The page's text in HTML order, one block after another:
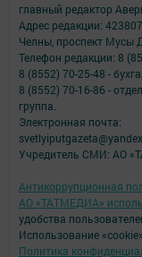
главный редактор
Адрес редакции:
Челны, проспект Мусы
Телефон редакции: 8
8 (8552) 70-25-48 -
8 (8552) 70-16-86 -
группа.
Электронная почта:
Учредитель СМИ: АО
Антикоррупционная
АО «ТАТМЕДИА»
удобства
Использование
Политика